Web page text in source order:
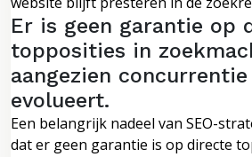
Er is geen garantie op
topposities in
aangezien
evolueert.
Een belangrijk nadeel van SEO-
dat er geen garantie is op directe